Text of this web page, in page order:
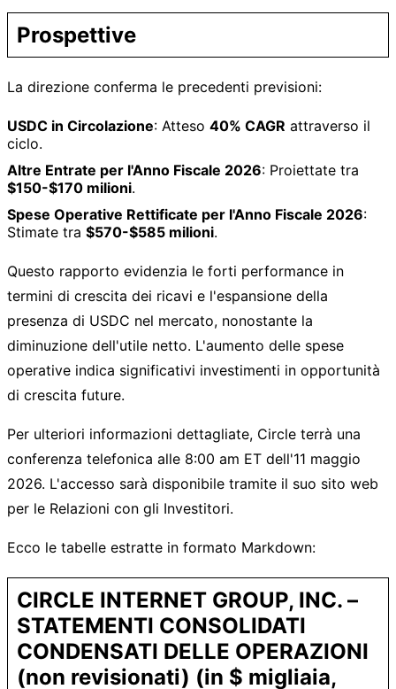
Prospettive
La direzione conferma le precedenti previsioni:
USDC in Circolazione: Atteso 40% CAGR attraverso il
ciclo.
Altre Entrate per l'Anno Fiscale 2026: Proiettate tra
$150-$170 milioni.
Spese Operative Rettificate per l'Anno Fiscale 2026:
Stimate tra $570-$585 milioni.
Questo rapporto evidenzia le forti performance in
termini di crescita dei ricavi e l'espansione della
presenza di USDC nel mercato, nonostante la
diminuzione dell'utile netto. L'aumento delle spese
operative indica significativi investimenti in opportunità
di crescita future.
Per ulteriori informazioni dettagliate, Circle terrà una
conferenza telefonica alle 8:00 am ET dell'11 maggio
2026. L'accesso sarà disponibile tramite il suo sito web
per le Relazioni con gli Investitori.
Ecco le tabelle estratte in formato Markdown:
CIRCLE INTERNET GROUP, INC. –
STATEMENTI CONSOLIDATI
CONDENSATI DELLE OPERAZIONI
(non revisionati) (in $ migliaia,